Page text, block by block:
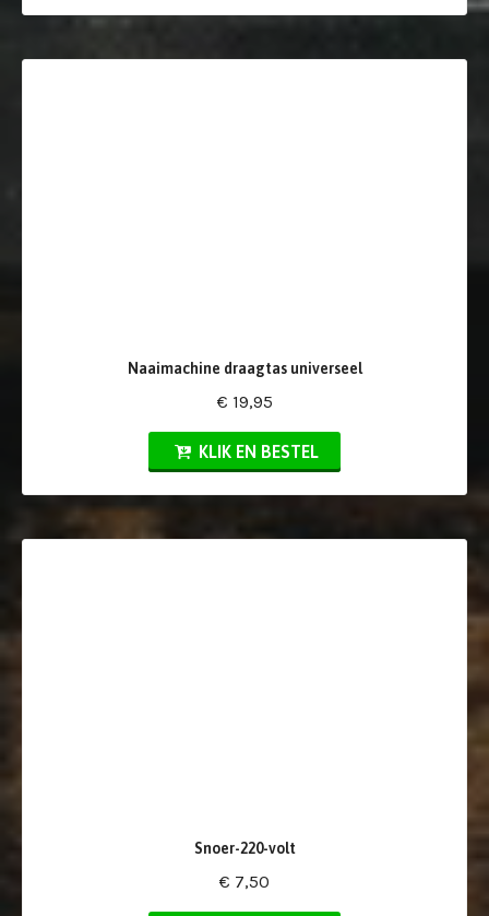
Naaimachine draagtas universeel
€ 19,95
KLIK EN BESTEL
Snoer-220-volt
€ 7,50